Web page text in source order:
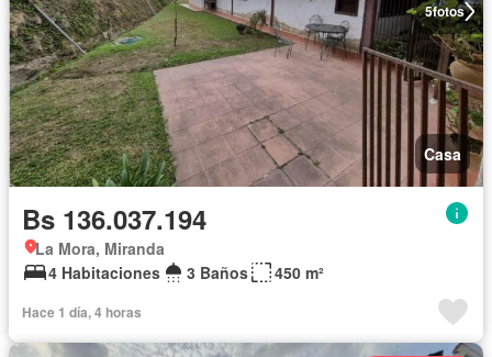
5fotos
Casa
Bs 136.037.194
La Mora, Miranda
4 Habitaciones
3 Baños 450 m²
Hace 1 día, 4 horas